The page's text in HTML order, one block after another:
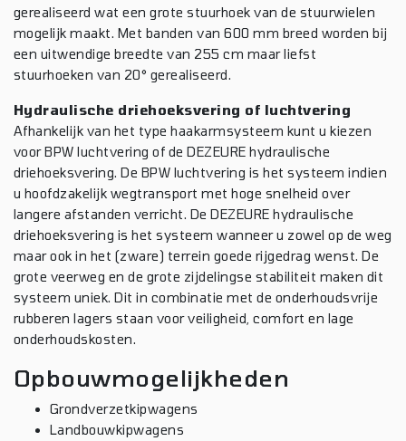
gerealiseerd wat een grote stuurhoek van de stuurwielen
mogelijk maakt. Met banden van 600 mm breed worden bij
een uitwendige breedte van 255 cm maar liefst
stuurhoeken van 20° gerealiseerd.
Hydraulische driehoeksvering of luchtvering
Afhankelijk van het type haakarmsysteem kunt u kiezen
voor BPW luchtvering of de DEZEURE hydraulische
driehoeksvering. De BPW luchtvering is het systeem indien
u hoofdzakelijk wegtransport met hoge snelheid over
langere afstanden verricht. De DEZEURE hydraulische
driehoeksvering is het systeem wanneer u zowel op de weg
maar ook in het (zware) terrein goede rijgedrag wenst. De
grote veerweg en de grote zijdelingse stabiliteit maken dit
systeem uniek. Dit in combinatie met de onderhoudsvrije
rubberen lagers staan voor veiligheid, comfort en lage
onderhoudskosten.
Opbouwmogelijkheden
Grondverzetkipwagens
Landbouwkipwagens